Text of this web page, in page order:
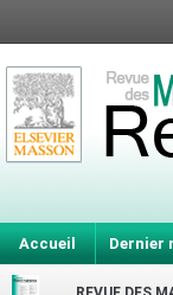
Accueil Dernier